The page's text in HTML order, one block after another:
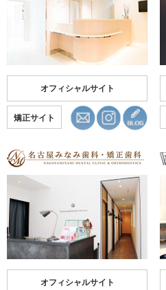
オフィシャルサイト
矯正サイト
オフィシャルサイト